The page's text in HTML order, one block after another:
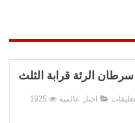
الرئة قرابة الثلث
علىاخبار عالمية
1925